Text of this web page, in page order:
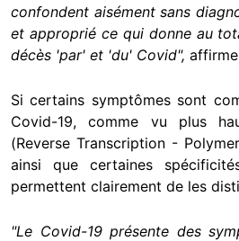
confondent aisément sans
et approprié ce qui donne au
décès 'par' et 'du' Covid",
Si certains symptômes sont
Covid-19, comme vu plus
(Reverse Transcription -
ainsi que certaines
permettent clairement de les
"Le Covid-19 présente des